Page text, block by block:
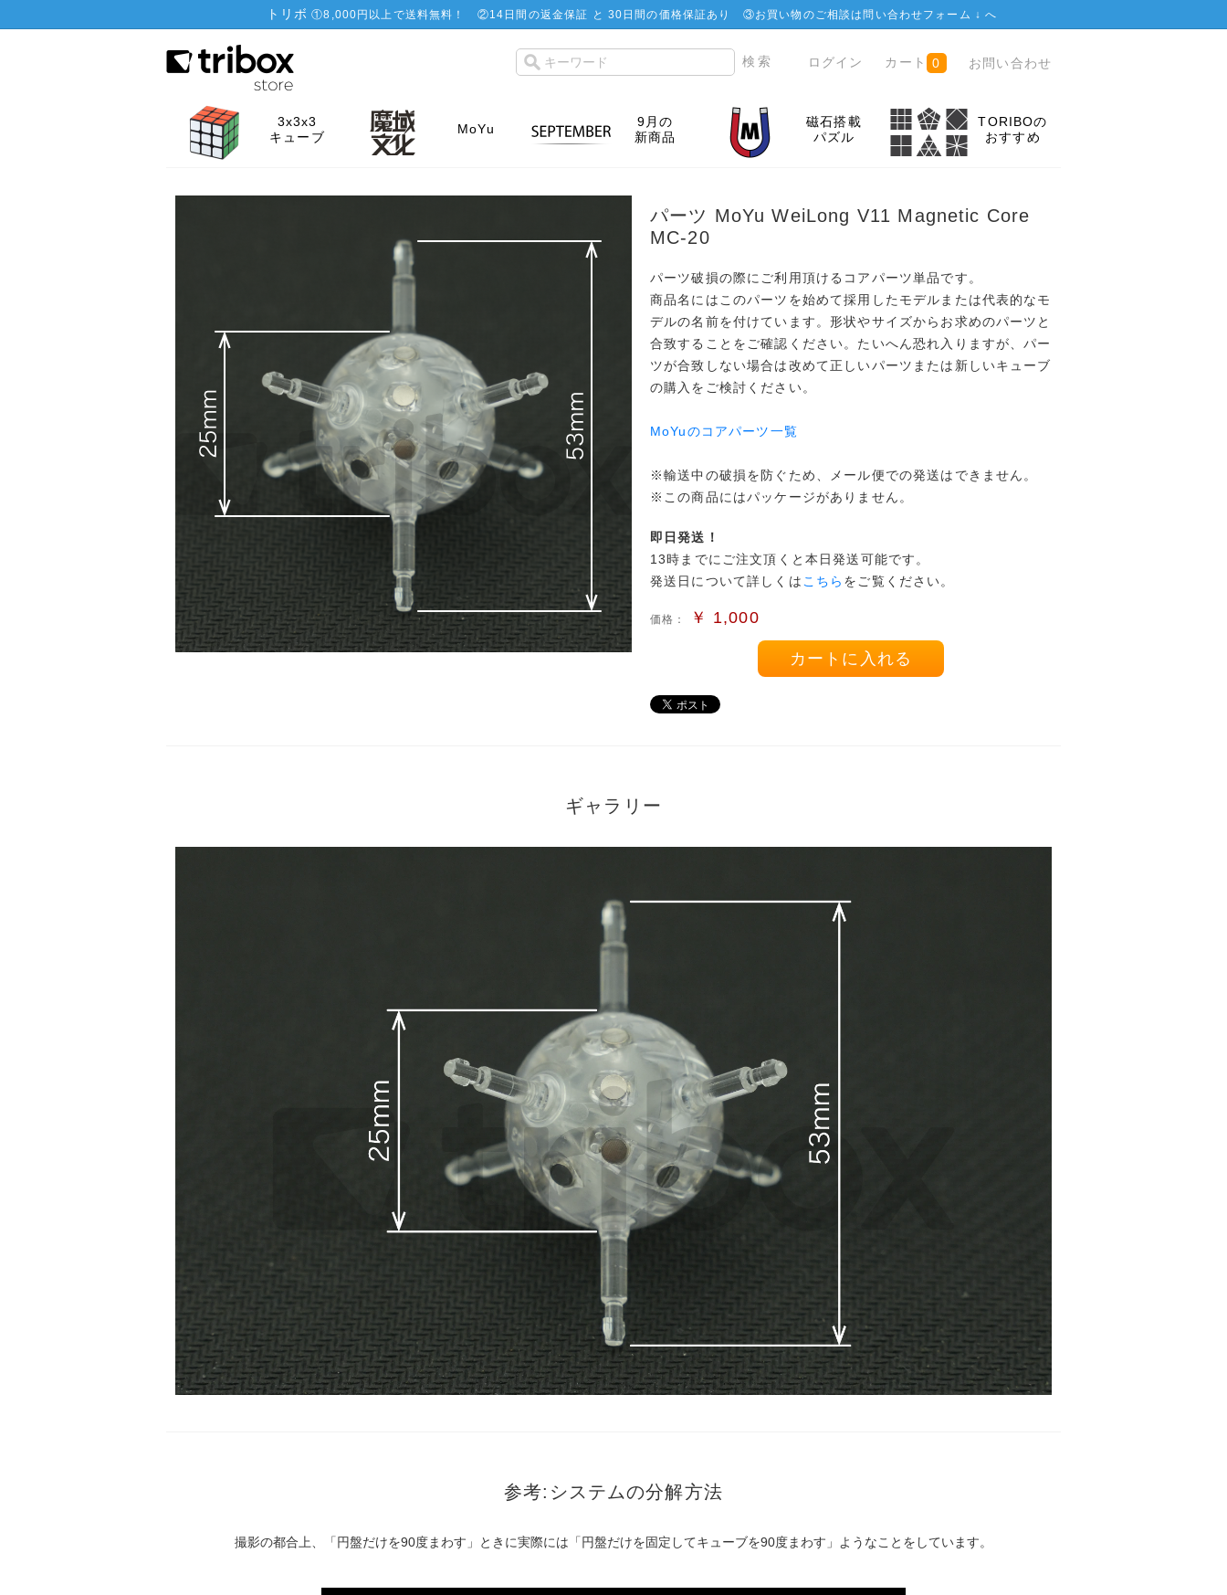
トリボ ①8,000円以上で送料無料！ ②14日間の返金保証 と 30日間の価格保証あり ③お買い物のご相談は問い合わせフォーム ↓へ
ログイン カート 0 お問い合わせ
3x3x3
キューブ
MoYu
9月の
新商品
磁石搭載
パズル
TORIBOの
おすすめ
パーツ MoYu WeiLong V11 Magnetic Core
MC-20
パーツ破損の際にご利用頂けるコアパーツ単品です。
商品名にはこのパーツを始めて採用したモデルまたは代表的なモ
デルの名前を付けています。形状やサイズからお求めのパーツと
合致することをご確認ください。たいへん恐れ入りますが、パー
ツが合致しない場合は改めて正しいパーツまたは新しいキューブ
の購入をご検討ください。
MoYuのコアパーツ一覧
※輸送中の破損を防ぐため、メール便での発送はできません。
※この商品にはパッケージがありません。
即日発送！
13時までにご注文頂くと本日発送可能です。
発送日について詳しくは こちら をご覧ください。
価格： ￥ 1,000
カートに入れる
ギャラリー
参考:システムの分解方法
撮影の都合上、「円盤だけを90度まわす」ときに実際には「円盤だけを固定してキューブを90度まわす」ようなことをしています。